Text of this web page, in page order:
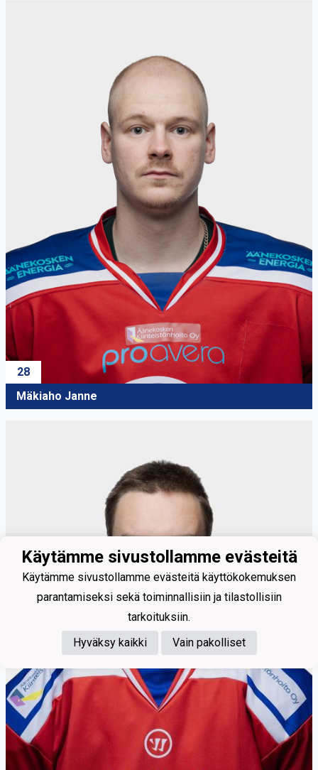
28
Mäkiaho Janne
Käytämme sivustollamme evästeitä
Käytämme sivustollamme evästeitä käyttökokemuksen
parantamiseksi sekä toiminnallisiin ja tilastollisiin
tarkoituksiin.
Hyväksy kaikki
Vain pakolliset